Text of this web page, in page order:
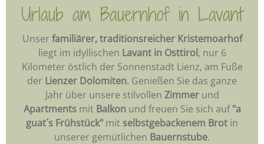
Urlaub am Bauernhof in Lavant
Unser familiärer, traditionsreicher Kristemoarhof
liegt im idyllischen Lavant in Osttirol, nur 6
Kilometer östlich der Sonnenstadt Lienz, am Fuße
der Lienzer Dolomiten. Genießen Sie das ganze
Jahr über unsere stilvollen Zimmerund
Apartmentsmit Balkon und freuen Sie sich auf"a
guat´s Frühstück" mit selbstgebackenem Brot in
unserer gemütlichen Bauernstube.